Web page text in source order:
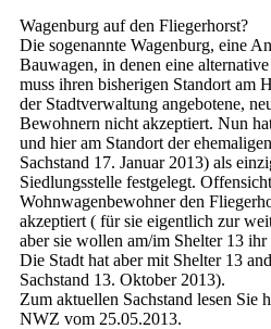
Wagenburg auf den Fliegerhorst?
Die sogenannte Wagenburg, eine
Bauwagen, in denen eine
muss ihren bisherigen Standort am
der Stadtverwaltung angebotene,
Bewohnern nicht akzeptiert. Nun
und hier am Standort der
Sachstand 17. Januar 2013) als
Siedlungsstelle festgelegt.
Wohnwagenbewohner den
akzeptiert ( für sie eigentlich zur
aber sie wollen am/im Shelter 13 ihr
Die Stadt hat aber mit Shelter 13
Sachstand 13. Oktober 2013).
Zum aktuellen Sachstand lesen Sie
NWZ vom 25.05.2013.